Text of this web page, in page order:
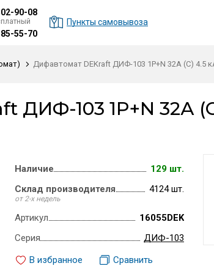
90-08
55-70
Пункты самовывоза
Дифавтомат DEKraft ДИФ-103 1P+N 32А (C) 4.5
ДИФ-103 1P+N 32А
Наличие
129 шт.
Склад производителя
от 2-х недель
4124 шт.
Артикул
16055DEK
Серия
ДИФ-103
В избранное
Сравнить